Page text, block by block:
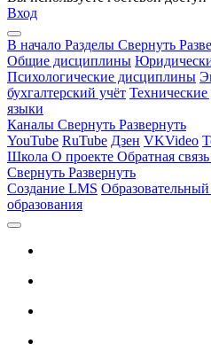
Вход
В начало Разделы Свернуть
Общие дисциплины
Психологические дисциплины
бухгалтерский учёт
языки
Каналы Свернуть Развернуть
YouTube RuTube Дзен VKVideo
Школа О проекте Обратная связь
Свернуть Развернуть
Создание LMS Образовательный
образования